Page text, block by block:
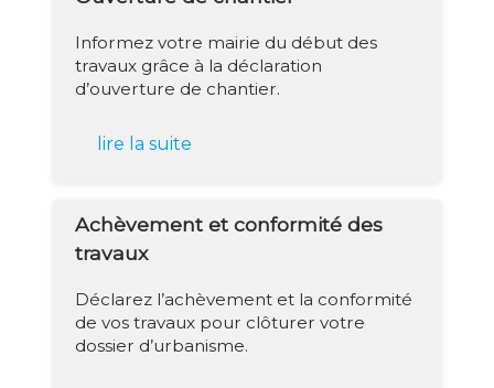
Informez votre mairie du début des
travaux grâce à la déclaration
d’ouverture de chantier.
lire la suite
Achèvement et conformité des
travaux
Déclarez l’achèvement et la conformité
de vos travaux pour clôturer votre
dossier d’urbanisme.